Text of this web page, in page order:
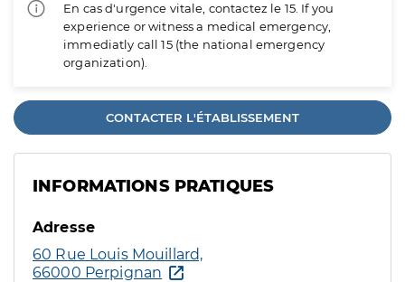
En cas d'urgence vitale, contactez le 15. If you
experience or witness a medical emergency,
immediatly call 15 (the national emergency
organization).
CONTACTER L'ÉTABLISSEMENT
INFORMATIONS PRATIQUES
Adresse
60 Rue Louis Mouillard,
66000 Perpignan